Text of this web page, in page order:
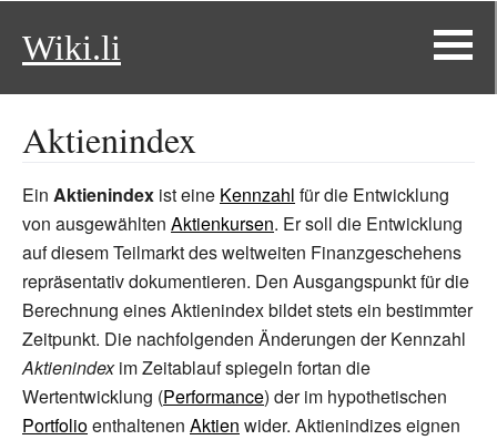
Wiki.li
Aktienindex
Ein Aktienindex ist eine Kennzahl für die Entwicklung
von ausgewählten Aktienkursen. Er soll die Entwicklung
auf diesem Teilmarkt des weltweiten Finanzgeschehens
repräsentativ dokumentieren. Den Ausgangspunkt für die
Berechnung eines Aktienindex bildet stets ein bestimmter
Zeitpunkt. Die nachfolgenden Änderungen der Kennzahl
Aktienindexim Zeitablauf spiegeln fortan die
Wertentwicklung (Performance) der im hypothetischen
Portfolioenthaltenen Aktien wider. Aktienindizes eignen